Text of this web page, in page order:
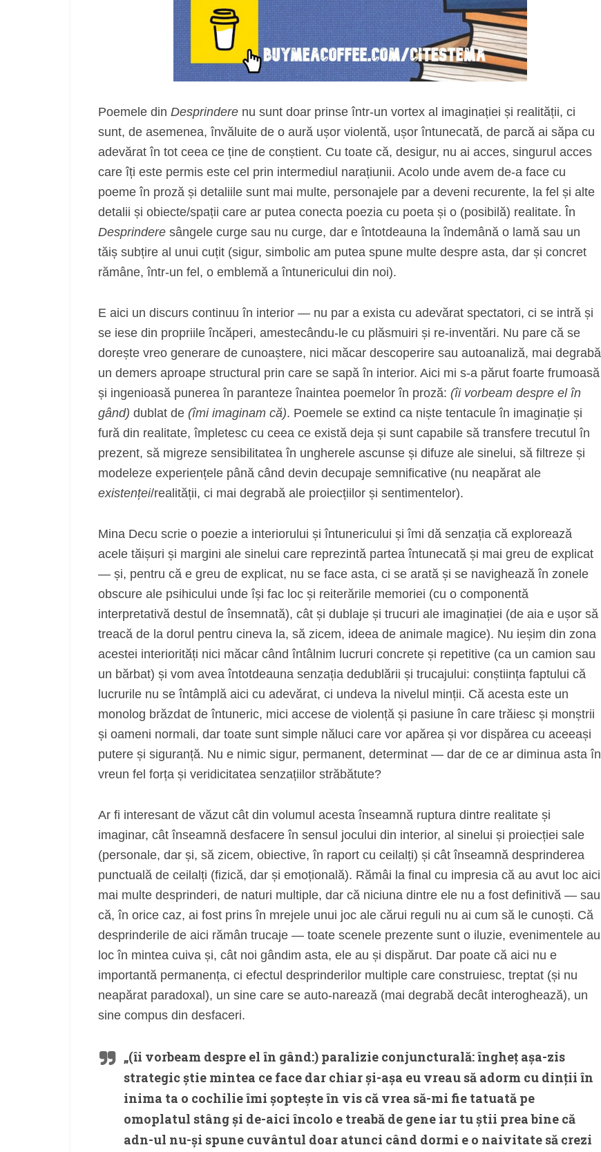
Poemele din Desprindere nu sunt doar prinse într-un vortex al imaginației și realității, ci
sunt, de asemenea, învăluite de o aură ușor violentă, ușor întunecată, de parcă ai săpa cu
adevărat în tot ceea ce ține de conștient. Cu toate că, desigur, nu ai acces, singurul acces
care îți este permis este cel prin intermediul narațiunii. Acolo unde avem de-a face cu
poeme în proză și detaliile sunt mai multe, personajele par a deveni recurente, la fel și alte
detalii și obiecte/spații care ar putea conecta poezia cu poeta și o (posibilă) realitate. În
Desprindere sângele curge sau nu curge, dar e întotdeauna la îndemână o lamă sau un
tăiș subțire al unui cuțit (sigur, simbolic am putea spune multe despre asta, dar și concret
rămâne, într-un fel, o emblemă a întunericului din noi).
E aici un discurs continuu în interior — nu par a exista cu adevărat spectatori, ci se intră și
se iese din propriile încăperi, amestecându-le cu plăsmuiri și re-inventări. Nu pare că se
dorește vreo generare de cunoaștere, nici măcar descoperire sau autoanaliză, mai degrabă
un demers aproape structural prin care se sapă în interior. Aici mi s-a părut foarte frumoasă
și ingenioasă punerea în paranteze înaintea poemelor în proză: (îi vorbeam despre el în
gând) dublat de (îmi imaginam că). Poemele se extind ca niște tentacule în imaginație și
fură din realitate, împletesc cu ceea ce există deja și sunt capabile să transfere trecutul în
prezent, să migreze sensibilitatea în ungherele ascunse și difuze ale sinelui, să filtreze și
modeleze experiențele până când devin decupaje semnificative (nu neapărat ale
existenței/realității, ci mai degrabă ale proiecțiilor și sentimentelor).
Mina Decu scrie o poezie a interiorului și întunericului și îmi dă senzația că explorează
acele tăișuri și margini ale sinelui care reprezintă partea întunecată și mai greu de explicat
— și, pentru că e greu de explicat, nu se face asta, ci se arată și se navighează în zonele
obscure ale psihicului unde își fac loc și reiterările memoriei (cu o componentă
interpretativă destul de însemnată), cât și dublaje și trucuri ale imaginației (de aia e ușor să
treacă de la dorul pentru cineva la, să zicem, ideea de animale magice). Nu ieșim din zona
acestei interiorități nici măcar când întâlnim lucruri concrete și repetitive (ca un camion sau
un bărbat) și vom avea întotdeauna senzația dedublării și trucajului: conștiința faptului că
lucrurile nu se întâmplă aici cu adevărat, ci undeva la nivelul minții. Că acesta este un
monolog brăzdat de întuneric, mici accese de violență și pasiune în care trăiesc și monștrii
și oameni normali, dar toate sunt simple năluci care vor apărea și vor dispărea cu aceeași
putere și siguranță. Nu e nimic sigur, permanent, determinat — dar de ce ar diminua asta în
vreun fel forța și veridicitatea senzațiilor străbătute?
Ar fi interesant de văzut cât din volumul acesta înseamnă ruptura dintre realitate și
imaginar, cât înseamnă desfacere în sensul jocului din interior, al sinelui și proiecției sale
(personale, dar și, să zicem, obiective, în raport cu ceilalți) și cât înseamnă desprinderea
punctuală de ceilalți (fizică, dar și emoțională). Rămâi la final cu impresia că au avut loc aici
mai multe desprinderi, de naturi multiple, dar că niciuna dintre ele nu a fost definitivă — sau
că, în orice caz, ai fost prins în mrejele unui joc ale cărui reguli nu ai cum să le cunoști. Că
desprinderile de aici rămân trucaje — toate scenele prezente sunt o iluzie, evenimentele au
loc în mintea cuiva și, cât noi gândim asta, ele au și dispărut. Dar poate că aici nu e
importantă permanența, ci efectul desprinderilor multiple care construiesc, treptat (și nu
neapărat paradoxal), un sine care se auto-narează (mai degrabă decât interoghează), un
sine compus din desfaceri.
„(îi vorbeam despre el în gând:) paralizie conjuncturală: îngheț așa-zis
strategic știe mintea ce face dar chiar și-așa eu vreau să adorm cu dinții în
inima ta o cochilie îmi șoptește în vis că vrea să-mi fie tatuată pe
omoplatul stâng și de-aici încolo e treabă de gene iar tu știi prea bine că
adn-ul nu-și spune cuvântul doar atunci când dormi e o naivitate să crezi